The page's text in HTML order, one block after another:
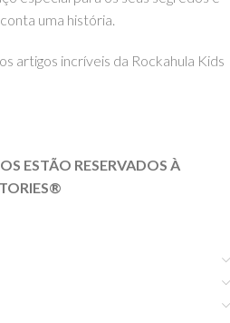
uma história.
artigos incríveis da Rockahula Kids
ESTÃO RESERVADOS À